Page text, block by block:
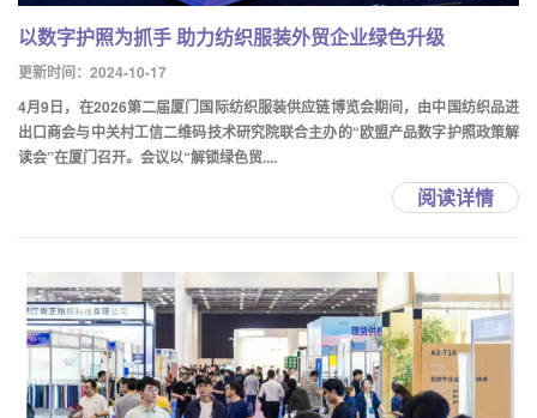
以数字护照为抓手 助力纺织服装外贸企业绿色升级
更新时间：2024-10-17
4月9日，在2026第二届厦门国际纺织服装供应链博览会期间，由中国纺织品进
出口商会与中关村工信二维码技术研究院联合主办的“欧盟产品数字护照政策解
读会”在厦门召开。会议以“解锁绿色贸....
阅读详情